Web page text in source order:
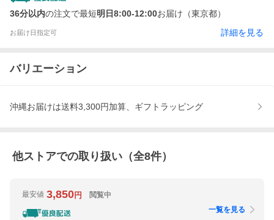
36分以内の注文で最短明日8:00-12:00お届け（東京都）
お届け日指定可 詳細を見る
バリエーション
沖縄お届けは送料3,300円加算、ギフトラッピング
他ストアでの取り扱い（全8件）
最安値 3,850円 閲覧中
一覧を見る